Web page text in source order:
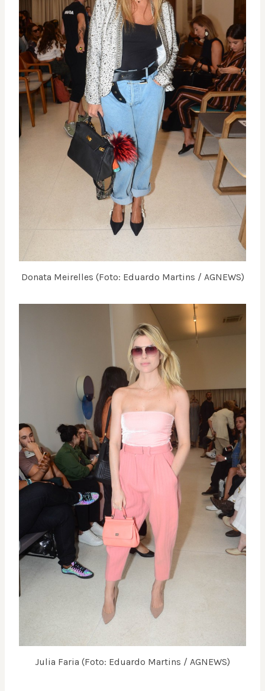
Donata Meirelles (Foto: Eduardo Martins / AGNEWS)
Julia Faria (Foto: Eduardo Martins / AGNEWS)